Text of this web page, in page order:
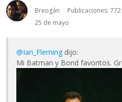
Breogán
Publicaciones: 772
25 de mayo
@Ian_Fleming dijo:
Mi Batman y Bond favoritos.